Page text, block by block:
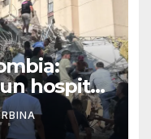
hospital